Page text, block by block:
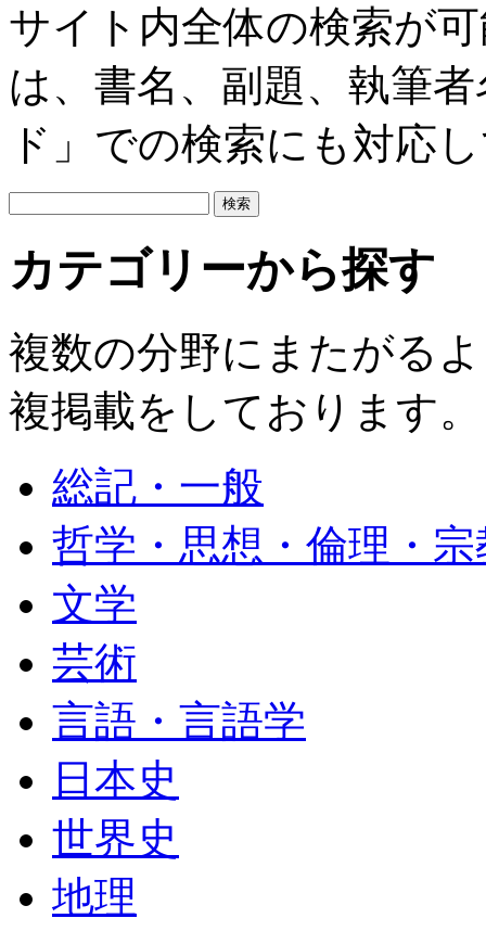
サイト内全体の検索が
は、書名、副題、執筆
ド」での検索にも対応
カテゴリーから探す
複数の分野にまたがる
複掲載をしております。
総記・一般
哲学・思想・倫理・宗
文学
芸術
言語・言語学
日本史
世界史
地理